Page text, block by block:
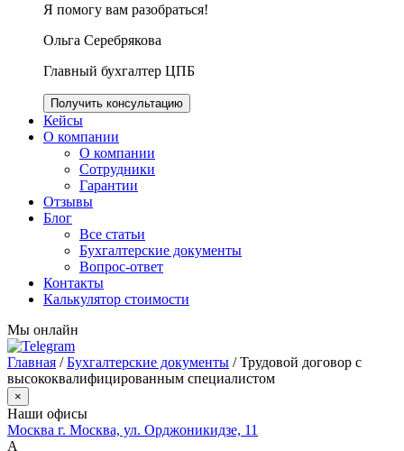
Я помогу вам разобраться!
Ольга Серебрякова
Главный бухгалтер ЦПБ
Получить консультацию
Кейсы
О компании
О компании
Сотрудники
Гарантии
Отзывы
Блог
Все статьи
Бухгалтерские документы
Вопрос-ответ
Контакты
Калькулятор стоимости
Мы онлайн
Главная /Бухгалтерские документы /Трудовой договор с
высококвалифицированным специалистом
×
Наши офисы
Москва г. Москва, ул. Орджоникидзе, 11
А